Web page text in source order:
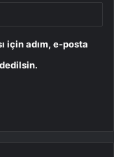
için adım, e-posta